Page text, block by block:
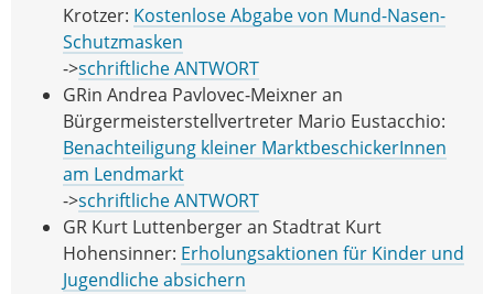
Krotzer: Kostenlose Abgabe von Mund-Nasen-
Schutzmasken
->schriftliche ANTWORT
GRin Andrea Pavlovec-Meixner an
Bürgermeisterstellvertreter Mario Eustacchio:
Benachteiligung kleiner MarktbeschickerInnen
am Lendmarkt
->schriftliche ANTWORT
GR Kurt Luttenberger an Stadtrat Kurt
Hohensinner: Erholungsaktionen für Kinder und
Jugendliche absichern